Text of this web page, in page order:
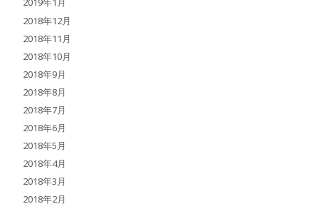
2018年12月
2018年11月
2018年10月
2018年9月
2018年8月
2018年7月
2018年6月
2018年5月
2018年4月
2018年3月
2018年2月